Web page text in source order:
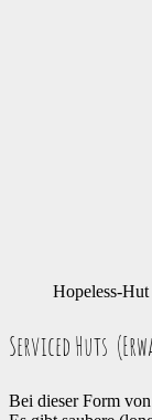
Hopeless-
Serviced Huts
Bei dieser Form